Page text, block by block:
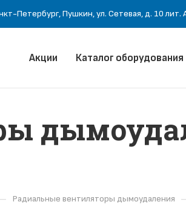
Петербург, Пушкин, ул. Сетевая, д. 10 лит.
Акции Каталог оборудования
Радиальные вентиляторы дымоудаления